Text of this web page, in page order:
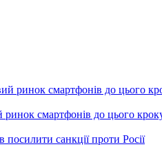
ринок смартфонів до цього